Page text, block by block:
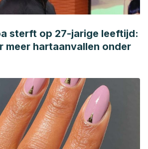
sterft op 27-jarige leeftijd:
meer hartaanvallen onder